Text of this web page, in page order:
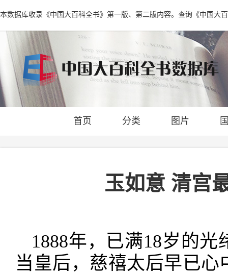
本数据库收录《中国大百科全书》第一版、第二版内容。查询《中国大
首页 分类 图片
玉如意 清宫
1888年，已满18岁的
当皇后，慈禧太后早已